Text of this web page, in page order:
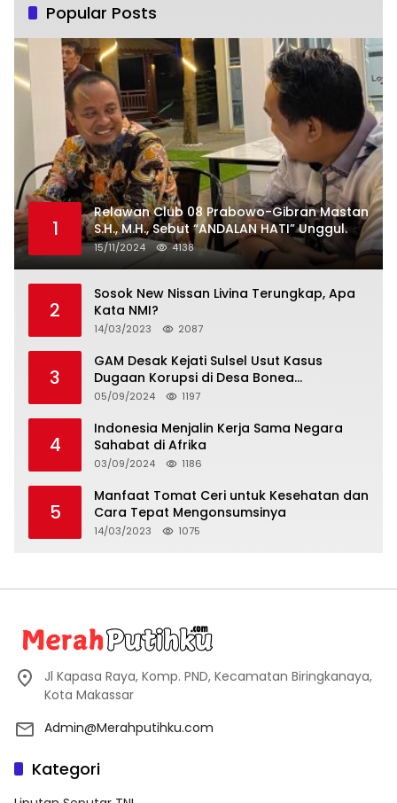
Popular Posts
1
Relawan Club 08 Prabowo-Gibran Mastan
S.H., M.H., Sebut “ANDALAN HATI” Unggul.
15/11/2024 4138
2
Sosok New Nissan Livina Terungkap, Apa
Kata NMI?
14/03/2023 2087
3
GAM Desak Kejati Sulsel Usut Kasus
Dugaan Korupsi di Desa Bonea
Kabupeten Kepulauan Selayar
05/09/2024 1197
4
Indonesia Menjalin Kerja Sama Negara
Sahabat di Afrika
03/09/2024 1186
5
Manfaat Tomat Ceri untuk Kesehatan dan
Cara Tepat Mengonsumsinya
14/03/2023 1075
Jl Kapasa Raya, Komp. PND, Kecamatan Biringkanaya,
Kota Makassar
Admin@Merahputihku.com
Kategori